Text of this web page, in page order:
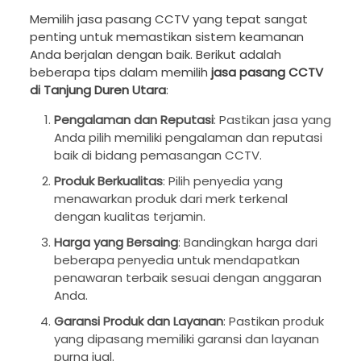
Memilih jasa pasang CCTV yang tepat sangat
penting untuk memastikan sistem keamanan
Anda berjalan dengan baik. Berikut adalah
beberapa tips dalam memilih jasa pasang CCTV
di Tanjung Duren Utara:
Pengalaman dan Reputasi: Pastikan jasa yang
Anda pilih memiliki pengalaman dan reputasi
baik di bidang pemasangan CCTV.
Produk Berkualitas: Pilih penyedia yang
menawarkan produk dari merk terkenal
dengan kualitas terjamin.
Harga yang Bersaing: Bandingkan harga dari
beberapa penyedia untuk mendapatkan
penawaran terbaik sesuai dengan anggaran
Anda.
Garansi Produk dan Layanan: Pastikan produk
yang dipasang memiliki garansi dan layanan
purna jual.